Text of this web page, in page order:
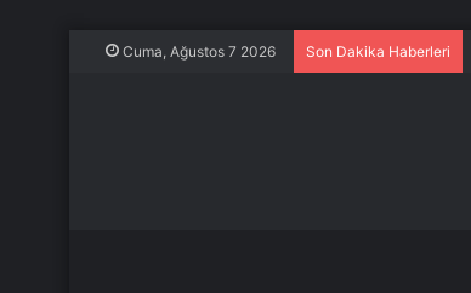
Cuma, Ağustos 7 2026 Son Dakika Haberleri